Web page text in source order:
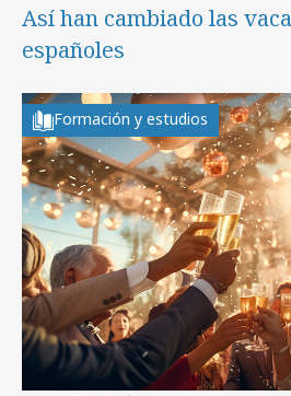
Así han cambiado las
españoles
Formación y estudios